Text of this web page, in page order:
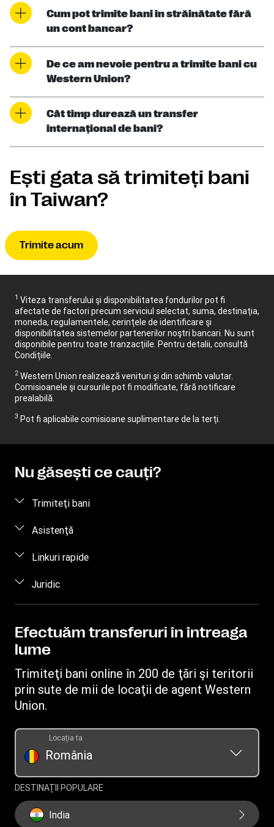
Cum pot trimite bani în străinătate fără
un cont bancar?
De ce am nevoie pentru a trimite bani cu
Western Union?
Cât timp durează un transfer
internaţional de bani?
Eşti gata să trimiteţi bani
în Taiwan?
Trimite acum
1 Viteza transferului şi disponibilitatea fondurilor pot fi
afectate de factori precum serviciul selectat, suma, destinaţia,
moneda, regulamentele, cerinţele de identificare şi
disponibilitatea sistemelor partenerilor noştri bancari. Nu sunt
disponibile pentru toate tranzacţiile. Pentru detalii, consultă
Condiţiile.
2 Western Union realizează venituri şi din schimb valutar.
Comisioanele şi cursurile pot fi modificate, fără notificare
prealabilă.
3 Pot fi aplicabile comisioane suplimentare de la terţi.
Nu găseşti ce cauţi?
Trimiteţi bani
Trimiteţi bani online
Asistenţă
Întrebări frecvente
Linkuri rapide
Conectare / Înregistrare
Deveniţi agent
Urmăriţi un transfer
Juridic
Declaraţie de confidenţialitate
Termeni şi condiţii
Efectuăm transferuri în întreaga
lume
Trimiteţi bani online în 200 de ţări şi teritorii
prin sute de mii de locaţii de agent Western
Union.
România
Locaţia ta
DESTINAŢII POPULARE
India